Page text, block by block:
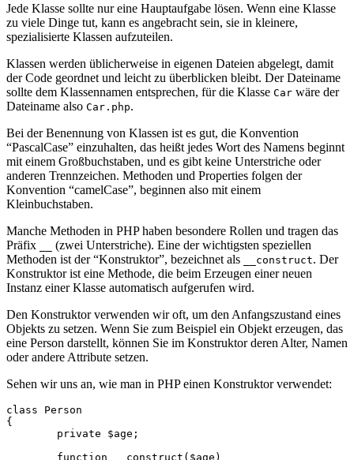
Jede Klasse sollte nur eine Hauptaufgabe lösen. Wenn eine Klasse
zu viele Dinge tut, kann es angebracht sein, sie in kleinere,
spezialisierte Klassen aufzuteilen.
Klassen werden üblicherweise in eigenen Dateien abgelegt, damit
der Code geordnet und leicht zu überblicken bleibt. Der Dateiname
sollte dem Klassennamen entsprechen, für die Klasse Car wäre der
Dateiname also Car.php.
Bei der Benennung von Klassen ist es gut, die Konvention
“PascalCase” einzuhalten, das heißt jedes Wort des Namens beginnt
mit einem Großbuchstaben, und es gibt keine Unterstriche oder
anderen Trennzeichen. Methoden und Properties folgen der
Konvention “camelCase”, beginnen also mit einem
Kleinbuchstaben.
Manche Methoden in PHP haben besondere Rollen und tragen das
Präfix
(zwei Unterstriche). Eine der wichtigsten speziellen
Methoden ist der “Konstruktor”, bezeichnet als
__construct. Der
Konstruktor ist eine Methode, die beim Erzeugen einer neuen
Instanz einer Klasse automatisch aufgerufen wird.
Den Konstruktor verwenden wir oft, um den Anfangszustand eines
Objekts zu setzen. Wenn Sie zum Beispiel ein Objekt erzeugen, das
eine Person darstellt, können Sie im Konstruktor deren Alter, Namen
oder andere Attribute setzen.
Sehen wir uns an, wie man in PHP einen Konstruktor verwendet:
class Person
{